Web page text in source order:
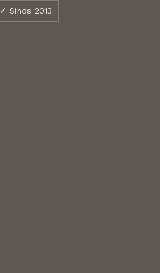
✓ Sinds 2013